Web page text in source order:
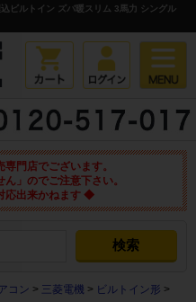
ビルトイン ズバ暖スリム 3馬力 シングル
門店でございます。
」のでご注意下さい。
応出来かねます ◆
コン > 三菱電機 > ビルトイン形 >